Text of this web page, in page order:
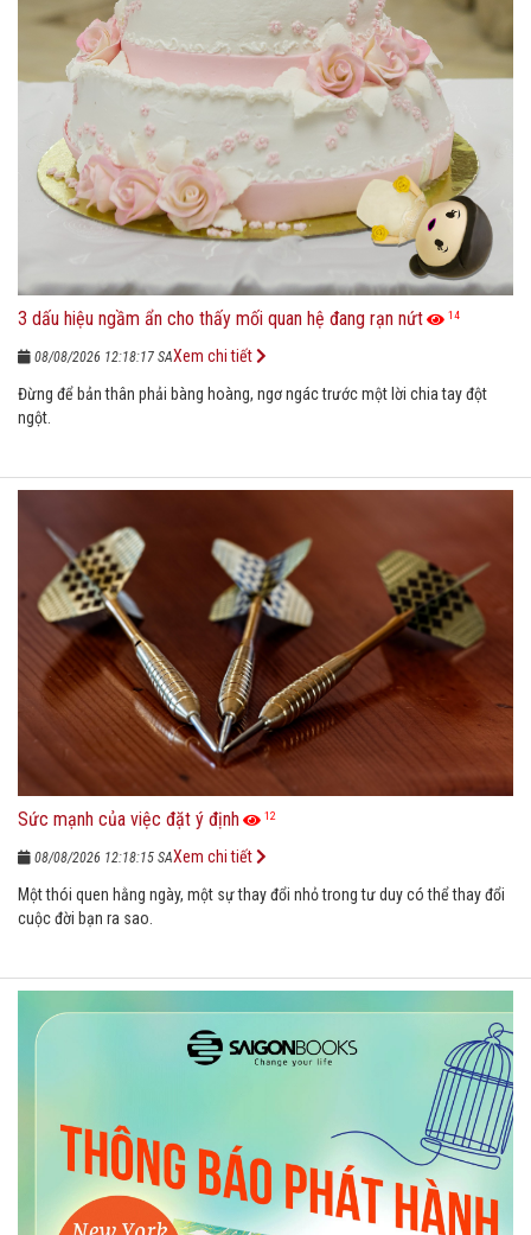
3 dấu hiệu ngầm ẩn cho thấy mối quan hệ đang rạn nứt 14
08/08/2026 12:18:17 SA
Đừng để bản thân phải bàng hoàng, ngơ ngác trước một lời chia tay đột
ngột.
Xem chi tiết
Sức mạnh của việc đặt ý định 12
08/08/2026 12:18:15 SA
Một thói quen hằng ngày, một sự thay đổi nhỏ trong tư duy có thể thay đổi
cuộc đời bạn ra sao.
Xem chi tiết